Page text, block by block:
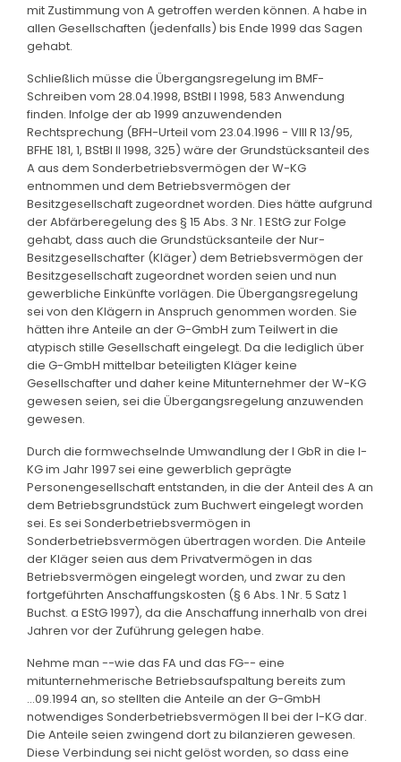
mit Zustimmung von A getroffen werden können. A habe in
allen Gesellschaften (jedenfalls) bis Ende 1999 das Sagen
gehabt.
Schließlich müsse die Übergangsregelung im BMF-
Schreiben vom 28.04.1998, BStBl I 1998, 583 Anwendung
finden. Infolge der ab 1999 anzuwendenden
Rechtsprechung (BFH-Urteil vom 23.04.1996 - VIII R 13/95,
BFHE 181, 1, BStBl II 1998, 325) wäre der Grundstücksanteil des
A aus dem Sonderbetriebsvermögen der W-KG
entnommen und dem Betriebsvermögen der
Besitzgesellschaft zugeordnet worden. Dies hätte aufgrund
der Abfärberegelung des § 15 Abs. 3 Nr. 1 EStG zur Folge
gehabt, dass auch die Grundstücksanteile der Nur-
Besitzgesellschafter (Kläger) dem Betriebsvermögen der
Besitzgesellschaft zugeordnet worden seien und nun
gewerbliche Einkünfte vorlägen. Die Übergangsregelung
sei von den Klägern in Anspruch genommen worden. Sie
hätten ihre Anteile an der G-GmbH zum Teilwert in die
atypisch stille Gesellschaft eingelegt. Da die lediglich über
die G-GmbH mittelbar beteiligten Kläger keine
Gesellschafter und daher keine Mitunternehmer der W-KG
gewesen seien, sei die Übergangsregelung anzuwenden
gewesen.
Durch die formwechselnde Umwandlung der I GbR in die I-
KG im Jahr 1997 sei eine gewerblich geprägte
Personengesellschaft entstanden, in die der Anteil des A an
dem Betriebsgrundstück zum Buchwert eingelegt worden
sei. Es sei Sonderbetriebsvermögen in
Sonderbetriebsvermögen übertragen worden. Die Anteile
der Kläger seien aus dem Privatvermögen in das
Betriebsvermögen eingelegt worden, und zwar zu den
fortgeführten Anschaffungskosten (§ 6 Abs. 1 Nr. 5 Satz 1
Buchst. a EStG 1997), da die Anschaffung innerhalb von drei
Jahren vor der Zuführung gelegen habe.
Nehme man --wie das FA und das FG-- eine
mitunternehmerische Betriebsaufspaltung bereits zum
...09.1994 an, so stellten die Anteile an der G-GmbH
notwendiges Sonderbetriebsvermögen II bei der I-KG dar.
Die Anteile seien zwingend dort zu bilanzieren gewesen.
Diese Verbindung sei nicht gelöst worden, so dass eine